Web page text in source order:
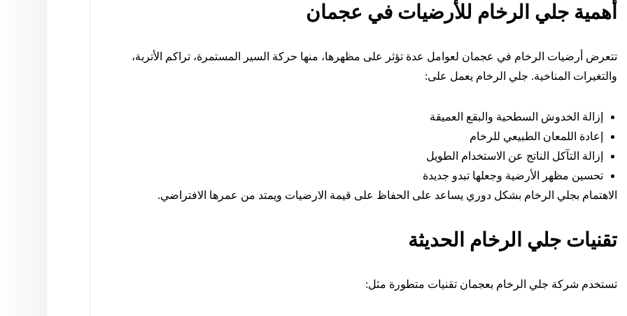
أهمية جلي الرخام للأرضيات في عجمان
تتعرض أرضيات الرخام في عجمان لعوامل عدة تؤثر على مظهرها، منها حركة السير المستمرة، تراكم الأتربة،
والتغيرات المناخية. جلي الرخام يعمل على:
إزالة الخدوش السطحية والبقع العميقة
إعادة اللمعان الطبيعي للرخام
إزالة التآكل الناتج عن الاستخدام الطويل
تحسين مظهر الأرضية وجعلها تبدو جديدة
الاهتمام بجلي الرخام بشكل دوري يساعد على الحفاظ على قيمة الارضيات ويمتد من عمرها الافتراضي.
تقنيات جلي الرخام الحديثة
تستخدم شركة جلي الرخام بعجمان تقنيات متطورة مثل: